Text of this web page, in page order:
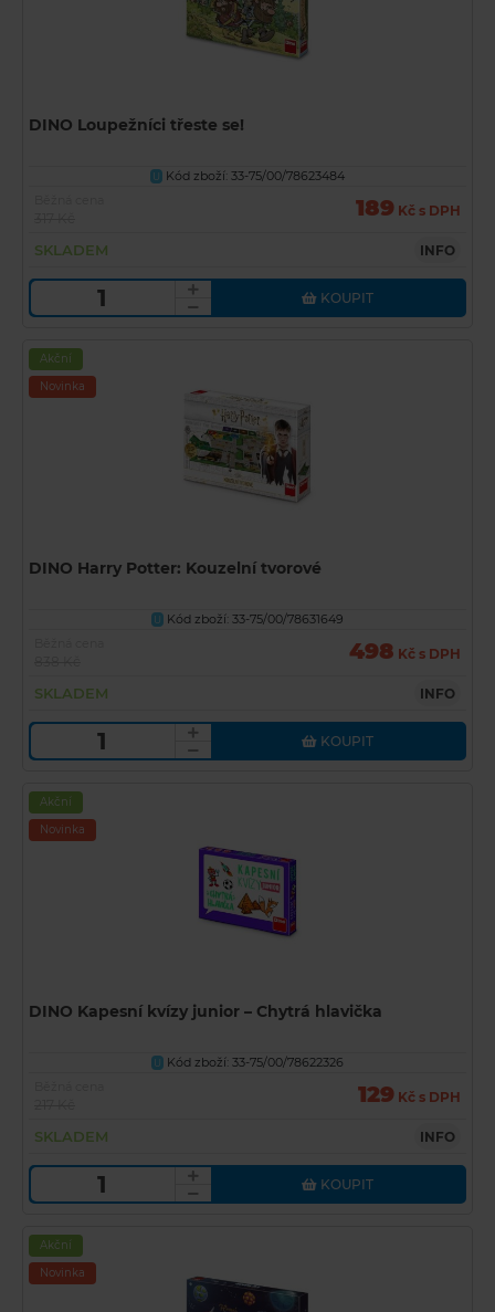
DINO Loupežníci třeste se!
U
Kód zboží: 33-75/00/78623484
189 Kč s DPH
SKLADEM INFO
KOUPIT
Akční
Novinka
DINO Harry Potter: Kouzelní tvorové
U
Kód zboží: 33-75/00/78631649
498 Kč s DPH
SKLADEM INFO
KOUPIT
Akční
Novinka
DINO Kapesní kvízy junior – Chytrá hlavička
U
Kód zboží: 33-75/00/78622326
129 Kč s DPH
SKLADEM INFO
KOUPIT
Akční
Novinka